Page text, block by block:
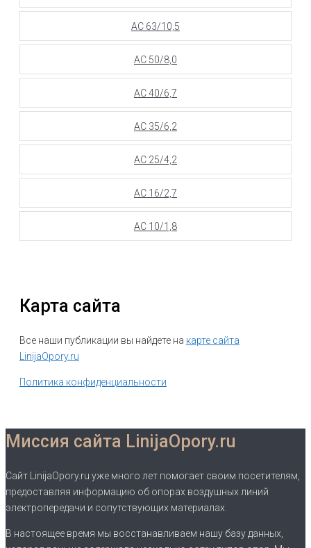
АС 63/10,5
АС 50/8,0
АС 40/6,7
АС 35/6,2
АС 25/4,2
АС 16/2,7
АС 10/1,8
Карта сайта
Все наши публикации вы найдете на карте сайта
LinijaOpory.ru
Политика конфиденциальности
Миссия сайта LinijaOpory.ru
Сайт LinijaOpory.ru уже много лет помогает своим посетителям,
предоставляя информацию об опорах воздушных линий
электропередачи и сопутствующих материалах.
В настоящее время мы восстанавливаем нашу базу данных,